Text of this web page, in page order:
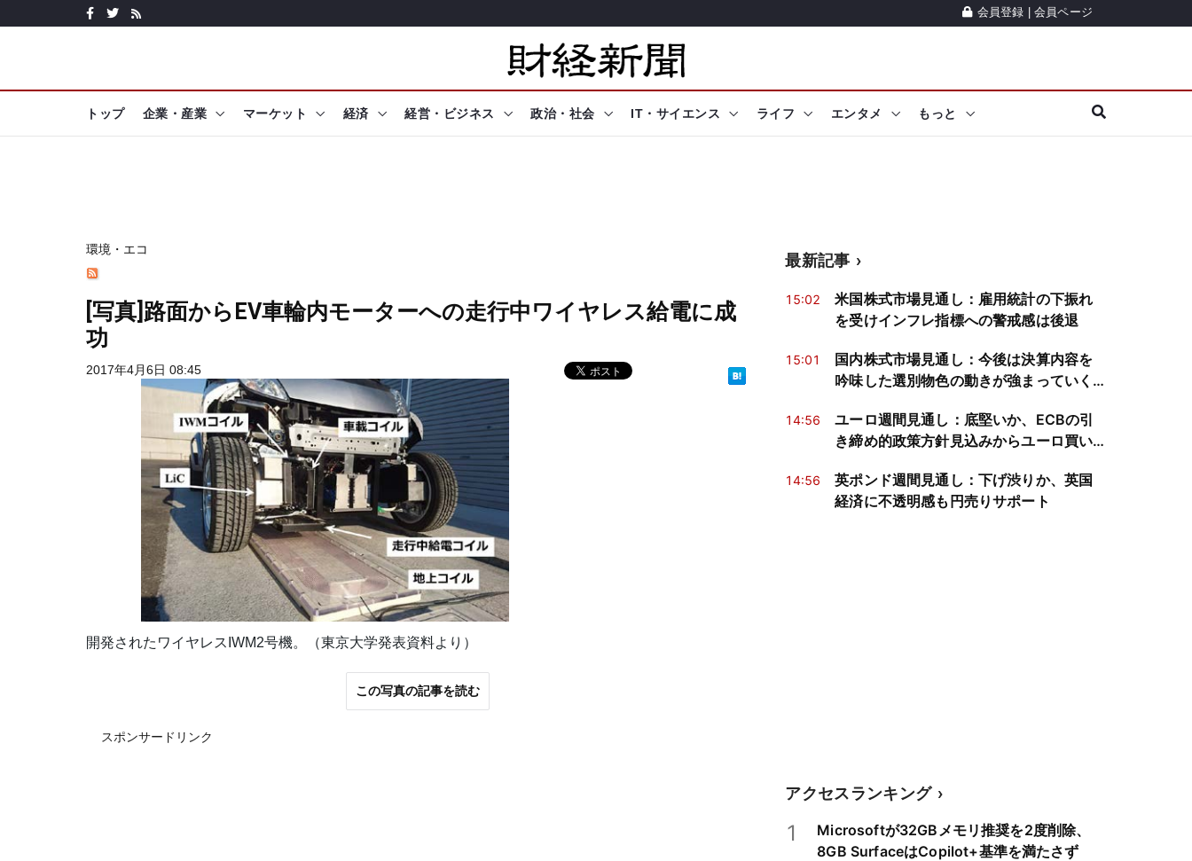
会員登録 会員ページ
トップ 企業・産業 マーケット 経済 経営・ビジネス 政治・社会 IT・サイエンス ライフ エンタメ もっと
環境・エコ
[写真]路面からEV車輪内モーターへの走行中ワイヤレス給電に成
功
2017年4月6日 08:45
開発されたワイヤレスIWM2号機。（東京大学発表資料より）
この写真の記事を読む
スポンサードリンク
最新記事
15:02
米国株式市場見通し：雇用統計の下振れ
を受けインフレ指標への警戒感は後退
15:01
国内株式市場見通し：今後は決算内容を
吟味した選別物色の動きが強まっていく
14:56
ユーロ週間見通し：底堅いか、ECBの引
き締め的政策方針見込みからユーロ買い
14:56
英ポンド週間見通し：下げ渋りか、英国
経済に不透明感も円売りサポート
アクセスランキング
1
Microsoftが32GBメモリ推奨を2度削除、
8GB SurfaceはCopilot+基準を満たさず